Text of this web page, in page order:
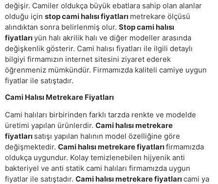
değişir. Camiler oldukça büyük ebatlara sahip olan alanlar
olduğu için stop cami halısı fiyatları metrekare ölçüsü
alındıktan sonra belirlenmiş olur. Stop cami halısı
fiyatlarıyün halı akrilik halı ve diğer modeller arasında
değişkenlik gösterir. Cami halısı fiyatları ile ilgili detaylı
bilgiyi firmamızın internet sitesini ziyaret ederek
öğrenmeniz mümkündür. Firmamızda kaliteli camiye uygun
fiyatlar ile satıştadır.
Cami Halısı Metrekare Fiyatları
Cami halıları birbirinden farklı tarzda renkte ve modelde
üretimi yapılan ürünlerdir. Cami halısı metrekare
fiyatları satışı yapılan halının model özelliğine göre
değişmektedir. Cami halısı metrekare fiyatlarıfirmamızda
oldukça uygundur. Kolay temizlenebilen hijyenik anti
bakteriyel ve anti statik cami halıları firmamızda uygun
fiyatlar ile satıştadır. Cami halısı metrekare fiyatlarıcami ya